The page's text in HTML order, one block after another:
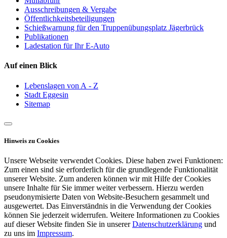
Ausschreibungen & Vergabe
Öffentlichkeitsbeteiligungen
Schießwarnung für den Truppenübungsplatz Jägerbrück
Publikationen
Ladestation für Ihr E-Auto
Auf einen Blick
Lebenslagen von A - Z
Stadt Eggesin
Sitemap
Hinweis zu Cookies
Unsere Webseite verwendet Cookies. Diese haben zwei Funktionen:
Zum einen sind sie erforderlich für die grundlegende Funktionalität
unserer Website. Zum anderen können wir mit Hilfe der Cookies
unsere Inhalte für Sie immer weiter verbessern. Hierzu werden
pseudonymisierte Daten von Website-Besuchern gesammelt und
ausgewertet. Das Einverständnis in die Verwendung der Cookies
können Sie jederzeit widerrufen. Weitere Informationen zu Cookies
auf dieser Website finden Sie in unsererDatenschutzerklärung und
zu uns im Impressum.